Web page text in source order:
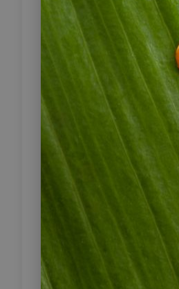
Touristen zu sehen,
der einzigartigen
Ceriana ist die Zahl
und anderer
und Tiefland
Gesamtfläche zählen
geschütztes Land und
sehr gepflegte
wunderschönen
Costa Ricas Osa
Rundherum werden
Kaffeepflanzen sehen.
kommt auch der
hochpreisige Geisha-